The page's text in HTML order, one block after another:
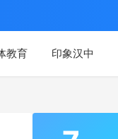
教育 印象汉中